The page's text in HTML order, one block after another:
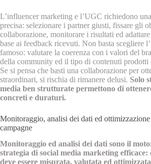
L’influencer marketing e l’UGC richiedono
precisa: selezionare i partner giusti, fissare gli
collaborazione, monitorare i risultati ed
base ai feedback ricevuti. Non basta scegliere
famoso: valutare la coerenza con i valori del
della community ed il tipo di contenuti prodotti
Se si pensa che basti una collaborazione per
straordinari, si rischia di rimanere delusi. Solo
media ben strutturate permettono di
concreti e duraturi.
Monitoraggio, analisi dei dati ed
campagne
Monitoraggio ed analisi dei dati sono il
strategia di social media marketing efficace:
deve essere misurata, valutata ed